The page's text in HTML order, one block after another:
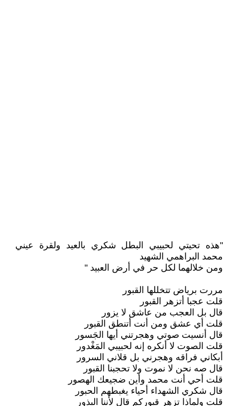
"هذه تحيتي لحبيبي البطل شكري بالعيد ولقرة عيني
محمد البراهمي الشهيد
ومن خلالهما لكل حر في أرض العبيد "
مررت برياض تتخللها القبور
قلت عجبا أتزهر القبور
قال بل العجب من عاشق لا يزور
قلت أي عشق ومن أنت أتنطق القبور
قال أنسيت صوتي وهجرتني أيها الجَسور
قلت الصوت لا أنكره إنه لحبيبي المَغْدور
أبكاني فراقه وهجرني بل قلاني السرور
قال صه نحن لا نموت ولا تحجبنا القبور
قلت أحي أنت محمد وأين ضجيعك الهصور
قال شكري الشهداء أحياء يغبطهم الحبور
قلت ولماذا تزهر قبوركم قال لأننا البذور